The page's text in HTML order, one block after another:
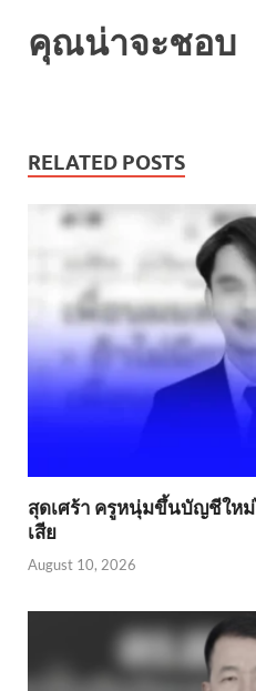
คุณน่าจะชอบ
RELATED POSTS
สุดเศร้า ครูหนุ่มขึ้นบัญชีให
เสีย
August 10, 2026